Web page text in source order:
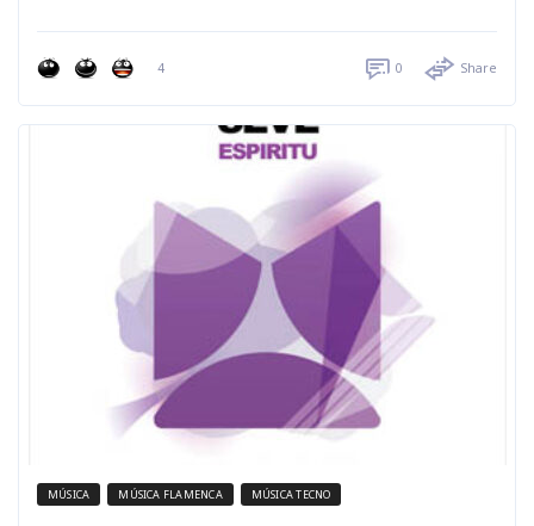
4 0 Share
MÚSICA MÚSICA FLAMENCA MÚSICA TECNO